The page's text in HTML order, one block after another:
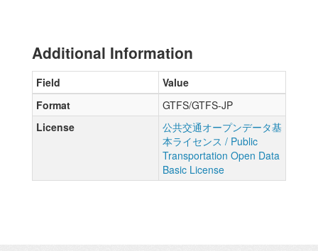
Additional Information
Field
Value
Format
GTFS/GTFS-JP
License
公共交通オープンデータ基
本ライセンス / Public
Transportation Open Data
Basic License